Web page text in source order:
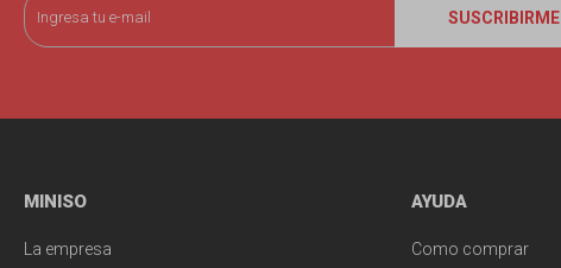
SUSCRIBIRME
MINISO
La empresa
AYUDA
Como comprar